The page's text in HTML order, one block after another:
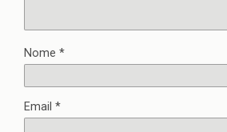
Nome *
Email *